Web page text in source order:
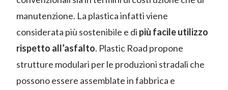
manutenzione. La plastica infatti viene
considerata più sostenibile e di più facile utilizzo
rispetto all’asfalto. Plastic Road propone
strutture modulari per le produzioni stradali che
possono essere assemblate in fabbrica e